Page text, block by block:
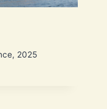
2025